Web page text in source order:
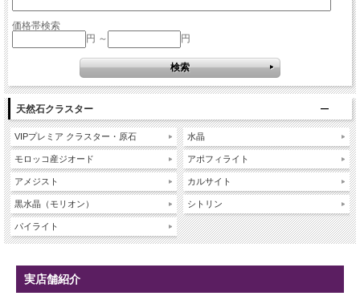
価格帯検索
円 ～
円
天然石クラスター
VIPプレミア クラスター・原石
モロッコ産ジオード
アメジスト
黒水晶（モリオン）
パイライト
水晶
アポフィライト
カルサイト
シトリン
実店舗紹介